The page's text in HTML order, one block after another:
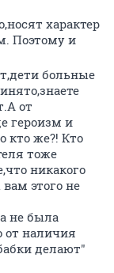
характер
Поэтому и
больные
от
героизм и
кто же?! Кто
тоже
никакого
этого не
не была
наличия
делают"